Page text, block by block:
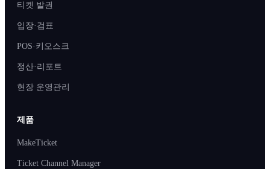
티켓 발권
입장·검표
POS·키오스크
정산·리포트
현장 운영관리
제품
MakeTicket
Ticket Channel Manager